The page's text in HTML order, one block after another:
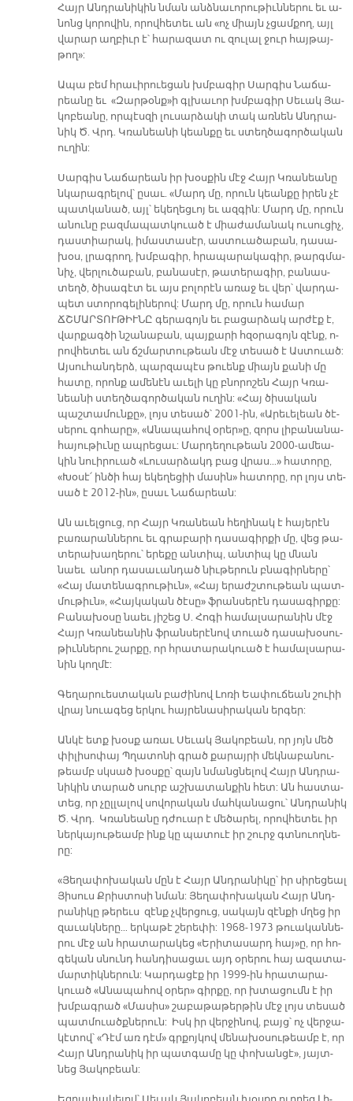
Հայր Անդ­րա­նի­կին նման անձ­նա­ւո­րու­թիւն­նե­րու եւ ա­
նոնց կո­րո­վին, ո­րով­հե­տեւ ան «ոչ միայն չցամ­քող, այլ
վա­րար աղ­բիւր է՝ հա­րա­զատ ու զու­լալ ջուր հայ­թայ­
թող»:
Ա­պա բեմ հրա­ւի­րուե­ցան խմբա­գիր Սար­գիս Նա­ճա­
րեա­նը եւ «Զար­թօնք»ի գլխա­ւոր խմբա­գիր Սե­ւակ Յա­
կո­բեա­նը, որ­պէս­զի լու­սար­ձա­կի տակ առ­նեն Անդ­րա­
նիկ Ծ. Վրդ. Կռա­նեա­նի կեան­քը եւ ստեղ­ծա­գոր­ծա­կան
ու­ղին:
Սար­գիս Նա­ճա­րեան իր խօս­քին մէջ Հայր Կռա­նեա­նը
նկա­րագ­րե­լով՝ ը­սաւ. «Մարդ մը, ո­րուն կեան­քը ի­րեն չէ
պատ­կա­նած, այլ՝ ե­կե­ղեց­ւոյ եւ ազ­գին: Մարդ մը, ո­րուն
ա­նու­նը բազ­մա­պատ­կուած է միա­ժա­մա­նակ ու­սու­ցիչ,
դաս­տիա­րակ, ի­մաս­տա­սէր, աս­տուա­ծա­բան, դա­սա­
խօս, լրագ­րող, խմբա­գիր, հրա­պա­րա­կա­գիր, թարգ­մա­
նիչ, վեր­լու­ծա­բան, բա­նա­սէր, թա­տե­րա­գիր, բա­նաս­
տեղծ, ծի­սա­գէտ եւ այս բո­լո­րէն ա­ռաջ եւ վեր՝ վար­դա­
պետ ստո­րո­գե­լի­նե­րով: Մարդ մը, ո­րուն հա­մար
ՃՇՄԱՐ­ՏՈՒ­ԹԻՒ­ՆԸ գե­րա­գոյն եւ բա­ցար­ձակ ար­ժէք է,
վար­քագ­ծի նշա­նա­բան, պայ­քա­րի հզօ­րա­գոյն զէնք, ո­
րով­հե­տեւ ան ճշմար­տու­թեան մէջ տե­սած է Աս­տուած:
Այ­սու­հան­դերձ, պար­զա­պէս թուենք միայն քա­նի մը
հա­տը, ո­րոնք ա­մե­նէն ա­ւե­լի կը բնո­րո­շեն Հայր Կռա­
նեա­նի ստեղ­ծա­գոր­ծա­կան ու­ղին: «Հայ ծի­սա­կան
պաշ­տա­մուն­քը», լոյս տե­սած՝ 2001-ին, «Ա­րե­ւե­լեան ծէ­
սե­րու գո­հա­րը», «Ա­նա­պա­հով օ­րեր»ը, զորս լի­բա­նա­նա­
հա­յու­թիւ­նը ապ­րե­ցաւ: Մար­դե­ղու­թեան 2000-ա­մեա­
կին նուի­րուած «Լու­սար­ձակդ բաց վրաս…» հա­տո­րը,
«Խօ­սէ՛ ին­ծի հայ ե­կե­ղե­ցիի մա­սին» հա­տո­րը, որ լոյս տե­
սած է 2012-ին», ը­սաւ Նա­ճա­րեան:
Ան ա­ւել­ցուց, որ Հայր Կռա­նեան հե­ղի­նակ է հա­յե­րէն
բա­ռա­րան­նե­րու եւ գրա­բա­րի դա­սա­գիր­քի մը, վեց թա­
տե­րա­խա­ղե­րու՝ ե­րե­քը ան­տիպ, ան­տիպ կը մնան
նաեւ ա­նոր դա­սա­ւան­դած նիւ­թե­րուն բնա­գիր­նե­րը՝
«Հայ մա­տե­նագ­րու­թիւն», «Հայ ե­րաժշ­տու­թեան պատ­
մու­թիւն», «Հայ­կա­կան ծէ­սը» ֆրան­սե­րէն դա­սա­գիր­քը:
Բա­նա­խօ­սը նաեւ յի­շեց Ս. Հո­գի հա­մալ­սա­րա­նին մէջ
Հայր Կռա­նեա­նին ֆրան­սե­րէ­նով տուած դա­սա­խօ­սու­
թիւն­նե­րու շար­քը, որ հրա­տա­րա­կուած է հա­մալ­սա­րա­
նին կող­մէ:
Գե­ղա­րուես­տա­կան բա­ժի­նով Լո­ռի Եա­փու­ճեան շուիի
վրայ նուա­գեց եր­կու հայ­րե­նա­սի­րա­կան եր­գեր:
Ան­կէ ետք խօսք ա­ռաւ Սե­ւակ Յա­կո­բեան, որ յոյն մեծ
փի­լի­սո­փայ Պղա­տո­նի գրած քա­րայ­րի մեկ­նա­բա­նու­
թեամբ սկսած խօս­քը՝ զայն նմանց­նե­լով Հայր Անդ­րա­
նի­կին տա­րած սուրբ աշ­խա­տան­քին հետ: Ան հաս­տա­
տեց, որ չըլ­լա­լով սո­վո­րա­կան մահ­կա­նա­ցու՝ Անդ­րա­նիկ
Ծ. Վրդ. Կռա­նեա­նը դժուար է մե­ծա­րել, ո­րով­հե­տեւ իր
ներ­կա­յու­թեամբ ինք կը պա­տուէ իր շուրջ գտնուող­նե­
րը:
«Յե­ղա­փո­խա­կան մըն է Հայր Անդ­րա­նի­կը՝ իր սի­րե­ցեալ
Յի­սուս Քրիս­տո­սի նման: Յե­ղա­փո­խա­կան Հայր Անդ­
րա­նի­կը թե­րեւս զէնք չվեր­ցուց, սա­կայն զէն­քի մղեց իր
զա­ւակ­նե­րը… եր­կա­թէ շե­րե­փի: 1968-1973 թուա­կան­նե­
րու մէջ ան հրա­տա­րա­կեց «Ե­րի­տա­սարդ հայ»ը, որ հո­
գե­կան սնունդ հան­դի­սա­ցաւ այդ օ­րե­րու հայ ա­զա­տա­
մար­տիկ­նե­րուն: Կար­դա­ցէք իր 1999-ին հրա­տա­րա­
կուած «Ա­նա­պա­հով օ­րեր» գիր­քը, որ խտա­ցումն է իր
խմբագ­րած «Մա­սիս» շա­բա­թա­թեր­թին մէջ լոյս տե­սած
պատ­մուածք­նե­րուն: Իսկ իր վեր­ջի­նով, բայց՝ ոչ վեր­ջա­
կէ­տով՝ «Դէմ առ դէմ» գրքոյ­կով մե­նա­խօ­սու­թեամբ է, որ
Հայր Անդ­րա­նիկ իր պատ­գա­մը կը փո­խան­ցէ», յայտ­
նեց Յա­կո­բեան: